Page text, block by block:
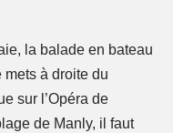
la balade en bateau
à droite du
sur l’Opéra de
de Manly, il faut